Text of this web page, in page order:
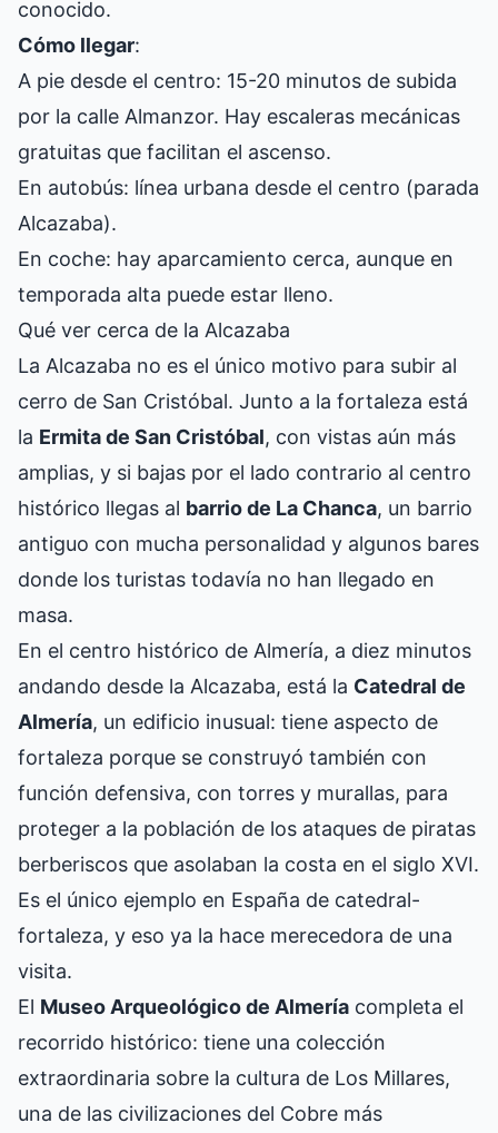
conocido.
Cómo llegar:
A pie desde el centro: 15-20 minutos de subida
por la calle Almanzor. Hay escaleras mecánicas
gratuitas que facilitan el ascenso.
En autobús: línea urbana desde el centro (parada
Alcazaba).
En coche: hay aparcamiento cerca, aunque en
temporada alta puede estar lleno.
Qué ver cerca de la Alcazaba
La Alcazaba no es el único motivo para subir al
cerro de San Cristóbal. Junto a la fortaleza está
la Ermita de San Cristóbal, con vistas aún más
amplias, y si bajas por el lado contrario al centro
histórico llegas al barrio de La Chanca, un barrio
antiguo con mucha personalidad y algunos bares
donde los turistas todavía no han llegado en
masa.
En el centro histórico de Almería, a diez minutos
andando desde la Alcazaba, está la Catedral de
Almería, un edificio inusual: tiene aspecto de
fortaleza porque se construyó también con
función defensiva, con torres y murallas, para
proteger a la población de los ataques de piratas
berberiscos que asolaban la costa en el siglo XVI.
Es el único ejemplo en España de catedral-
fortaleza, y eso ya la hace merecedora de una
visita.
El Museo Arqueológico de Almería completa el
recorrido histórico: tiene una colección
extraordinaria sobre la cultura de Los Millares,
una de las civilizaciones del Cobre más